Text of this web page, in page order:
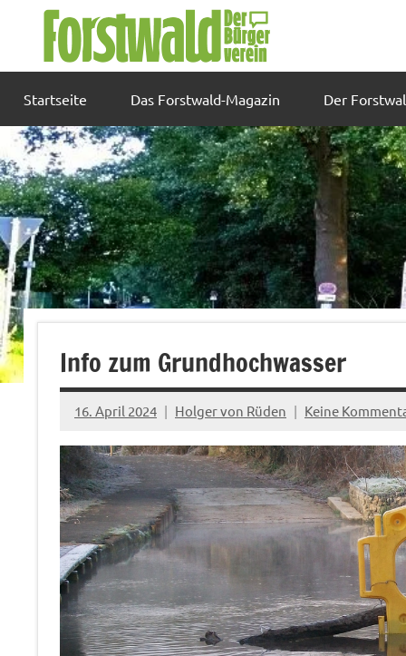
Startseite Das Forstwald-Magazin Der
Info zum Grundhochwasser
16. April 2024 Holger von Rüden Keine